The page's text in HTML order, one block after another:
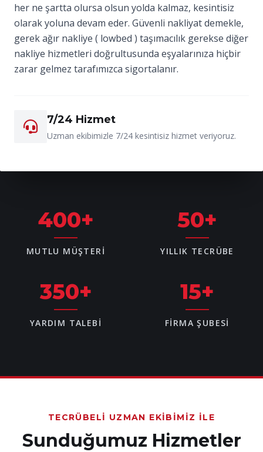
her ne şartta olursa olsun yolda kalmaz, kesintisiz
olarak yoluna devam eder. Güvenli nakliyat demekle,
gerek ağır nakliye ( lowbed ) taşımacılık gerekse diğer
nakliye hizmetleri doğrultusunda eşyalarınıza hiçbir
zarar gelmez tarafımızca sigortalanır.
7/24 Hizmet
Uzman ekibimizle 7/24 kesintisiz hizmet veriyoruz.
400+
MUTLU MÜŞTERI
50+
YILLIK TECRÜBE
350+
YARDIM TALEBI
15+
FIRMA ŞUBESI
TECRÜBELI UZMAN EKIBIMIZ İLE
Sunduğumuz Hizmetler